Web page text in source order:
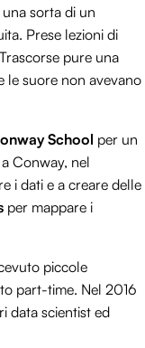
sorta di un
Prese lezioni di
pure una
le suore non avevano
School per un
Conway, nel
i dati e a creare delle
per mappare i
piccole
part-time. Nel 2016
data scientist ed